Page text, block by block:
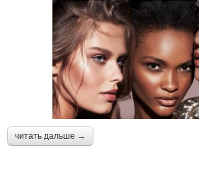
читать дальше →